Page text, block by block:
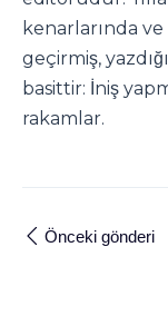
kenarlarında ve
geçirmiş,
basittir: İniş
rakamlar.
Önceki gönderi